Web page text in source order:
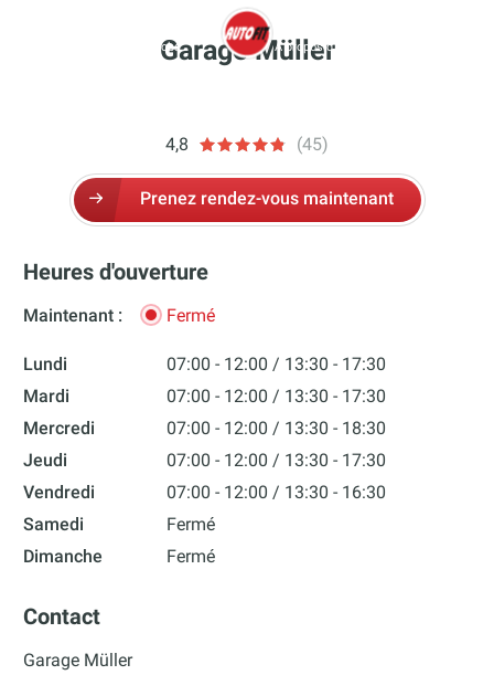
autofit
Jobs À propos d’Autofit – autofit
Garage Müller
4,8 (45)
Prenez rendez-vous maintenant
Heures d'ouverture
Maintenant : Fermé
Lundi 07:00 - 12:00
13:30 - 17:30
Mardi
07:00 - 12:00
13:30 - 17:30
Mercredi
07:00 - 12:00
13:30 - 18:30
Jeudi
07:00 - 12:00
13:30 - 17:30
Vendredi
07:00 - 12:00
13:30 - 16:30
Samedi
Fermé
Dimanche
Fermé
Contact
Garage Müller